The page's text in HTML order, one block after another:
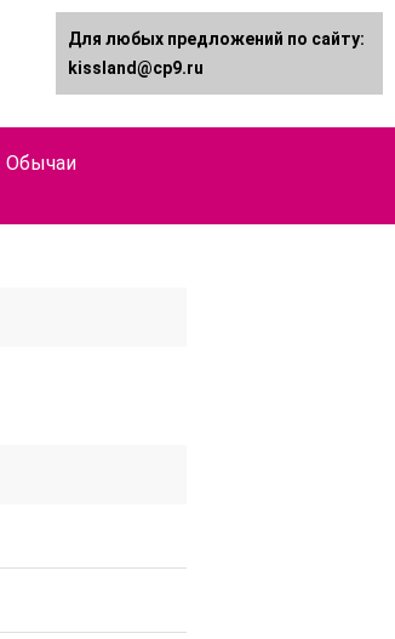
Обычаи
Для любых предложений по сайту:
kissland@cp9.ru